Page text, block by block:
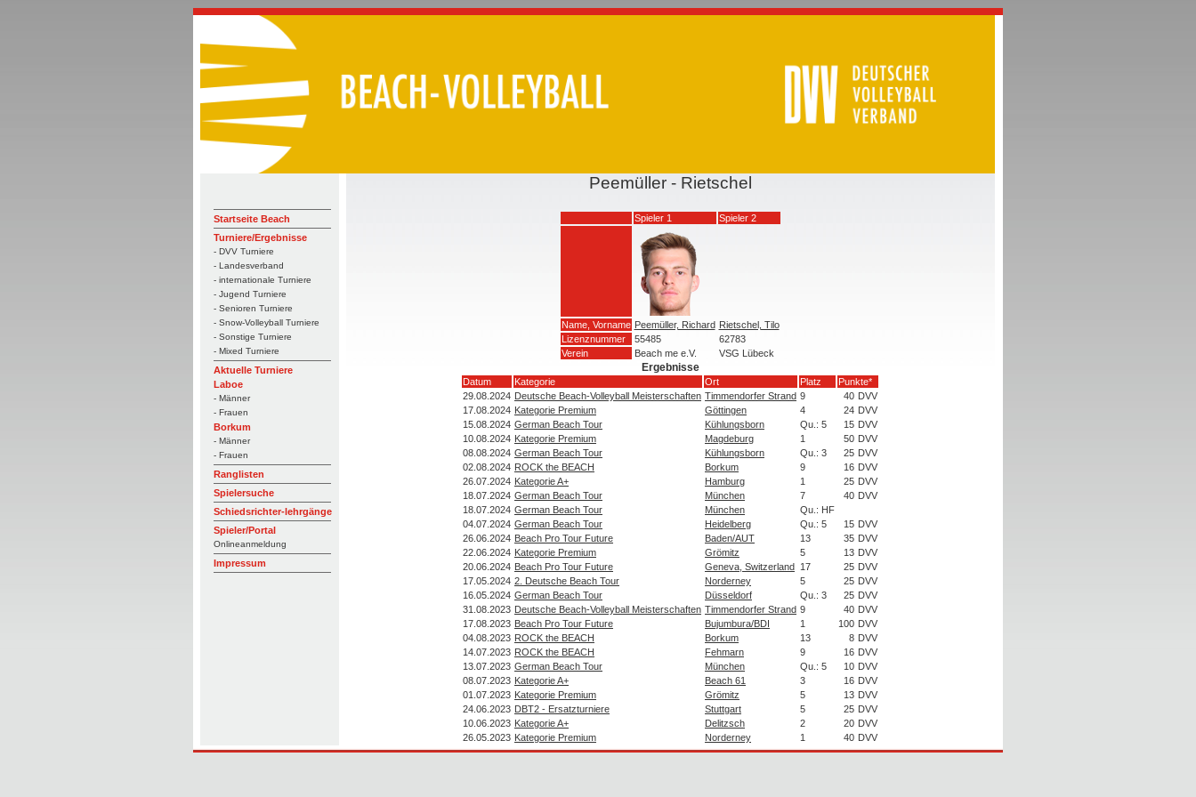
Startseite Beach
Turniere/Ergebnisse
- DVV Turniere
- Landesverband
- internationale Turniere
- Jugend Turniere
- Senioren Turniere
- Snow-Volleyball Turniere
- Sonstige Turniere
- Mixed Turniere
Aktuelle Turniere
Laboe
- Männer
- Frauen
Borkum
- Männer
- Frauen
Ranglisten
Spielersuche
Schiedsrichter-lehrgänge
Spieler/Portal
Onlineanmeldung
Impressum
Peemüller - Rietschel
Spieler 1 Spieler 2
Name, Vorname Peemüller, Richard Rietschel, Tilo
Lizenznummer
55485
62783
Verein
Beach me e.V. VSG Lübeck
Ergebnisse
Datum Kategorie Ort Platz
Punkte*
29.08.2024 Deutsche Beach-Volleyball Meisterschaften Timmendorfer Strand 9 40 DVV
17.08.2024 Kategorie Premium Göttingen 4 24 DVV
15.08.2024 German Beach Tour Kühlungsborn Qu.: 5 15 DVV
10.08.2024 Kategorie Premium Magdeburg 1 50 DVV
08.08.2024 German Beach Tour Kühlungsborn Qu.: 3 25 DVV
02.08.2024 ROCK the BEACH Borkum 9 16 DVV
26.07.2024 Kategorie A+ Hamburg 1 25 DVV
18.07.2024 German Beach Tour München 7 40 DVV
18.07.2024 German Beach Tour München
Qu.: HF
04.07.2024 German Beach Tour Heidelberg Qu.: 5 15 DVV
26.06.2024 Beach Pro Tour Future Baden/AUT 13 35 DVV
22.06.2024 Kategorie Premium Grömitz 5 13 DVV
20.06.2024 Beach Pro Tour Future Geneva, Switzerland 17 25 DVV
17.05.2024 2. Deutsche Beach Tour Norderney 5 25 DVV
16.05.2024 German Beach Tour Düsseldorf Qu.: 3 25 DVV
31.08.2023 Deutsche Beach-Volleyball Meisterschaften Timmendorfer Strand 9 40 DVV
17.08.2023 Beach Pro Tour Future Bujumbura/BDI 1 100 DVV
04.08.2023 ROCK the BEACH Borkum 13 8 DVV
14.07.2023 ROCK the BEACH Fehmarn 9 16 DVV
13.07.2023 German Beach Tour München Qu.: 5 10 DVV
08.07.2023 Kategorie A+ Beach 61 3 16 DVV
01.07.2023 Kategorie Premium Grömitz 5 13 DVV
24.06.2023 DBT2 - Ersatzturniere Stuttgart 5 25 DVV
10.06.2023 Kategorie A+ Delitzsch 2 20 DVV
26.05.2023 Kategorie Premium Norderney 1 40 DVV